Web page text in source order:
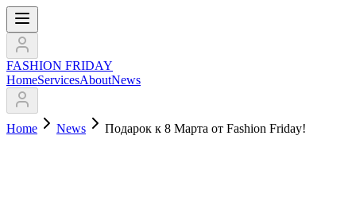
FASHION FRIDAY
HomeServicesAboutNews
Home News Подарок к 8 Марта от Fashion Friday!